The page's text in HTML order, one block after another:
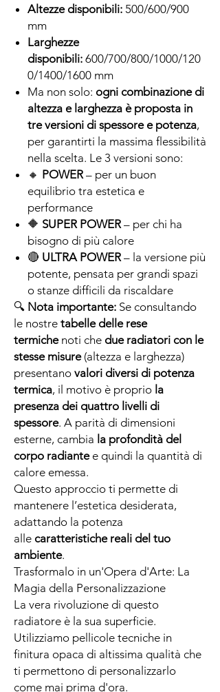
Altezze disponibili: 500/600/900
mm
Larghezze
disponibili: 600/700/800/1000/120
0/1400/1600 mm
Ma non solo: ogni combinazione di
altezza e larghezza è proposta in
tre versioni di spessore e potenza,
per garantirti la massima flessibilità
nella scelta. Le 3 versioni sono:
🔸 POWER – per un buon
equilibrio tra estetica e
performance
🔶 SUPER POWER – per chi ha
bisogno di più calore
🔴 ULTRA POWER – la versione più
potente, pensata per grandi spazi
o stanze difficili da riscaldare
🔍 Nota importante: Se consultando
le nostre tabelle delle rese
termiche noti che due radiatori con le
stesse misure (altezza e larghezza)
presentano valori diversi di potenza
termica, il motivo è proprio la
presenza dei quattro livelli di
spessore. A parità di dimensioni
esterne, cambia la profondità del
corpo radiante e quindi la quantità di
calore emessa.
Questo approccio ti permette di
mantenere l’estetica desiderata,
adattando la potenza
alle caratteristiche reali del tuo
ambiente.
Trasformalo in un'Opera d'Arte: La
Magia della Personalizzazione
La vera rivoluzione di questo
radiatore è la sua superficie.
Utilizziamo pellicole tecniche in
finitura opaca di altissima qualità che
ti permettono di personalizzarlo
come mai prima d'ora.